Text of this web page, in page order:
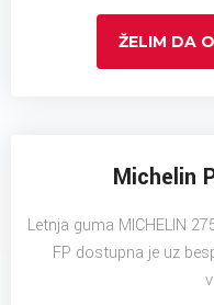
ŽELIM DA
Michelin
Letnja guma MICHELIN
FP dostupna je uz